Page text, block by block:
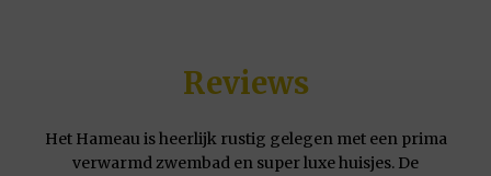
Reviews
Het Hameau is heerlijk rustig gelegen met een prima
verwarmd zwembad en super luxe huisjes. De